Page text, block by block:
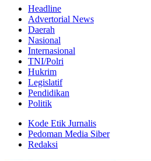
Headline
Advertorial News
Daerah
Nasional
Internasional
TNI/Polri
Hukrim
Legislatif
Pendidikan
Politik
Kode Etik Jurnalis
Pedoman Media Siber
Redaksi